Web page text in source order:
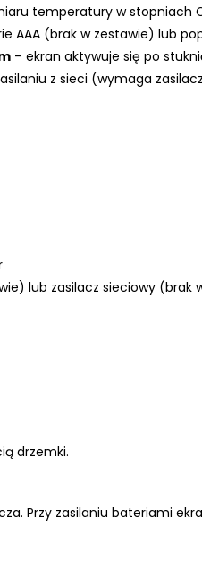
temperatury w stopniach
AAA (brak w zestawie) lub
– ekran aktywuje się po
z sieci (wymaga
lub zasilacz sieciowy (brak
drzemki.
Przy zasilaniu bateriami